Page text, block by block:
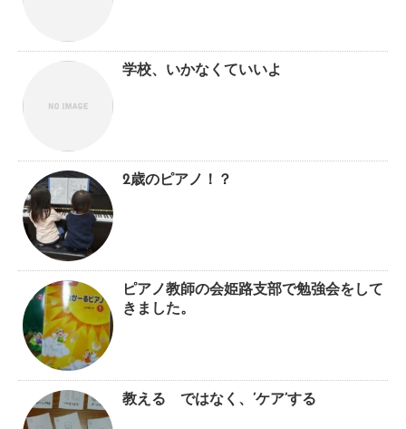
学校、いかなくていいよ
2歳のピアノ！？
ピアノ教師の会姫路支部で勉強会をして
きました。
教える ではなく、’ケア’する